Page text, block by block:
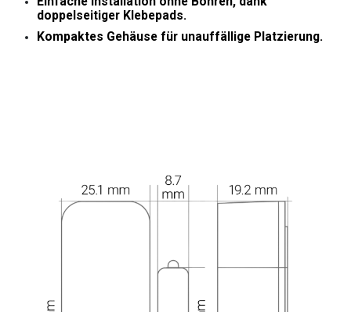
doppelseitiger Klebepads.
Kompaktes Gehäuse für unauffällige Platzierung.